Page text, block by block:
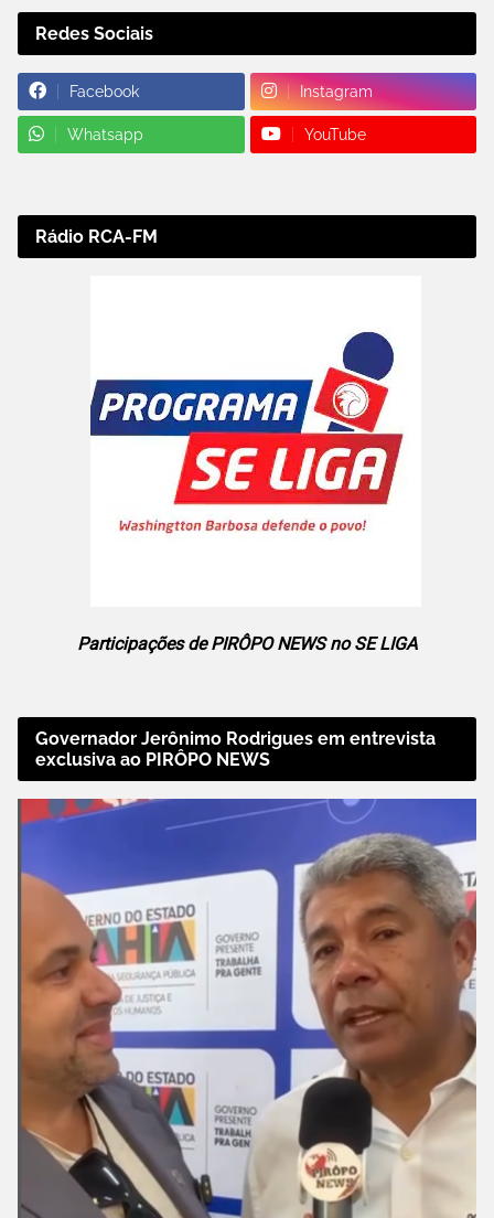
Redes Sociais
Facebook Instagram
Whatsapp YouTube
Rádio RCA-FM
Participações de PIRÔPO NEWS no SE LIGA
Governador Jerônimo Rodrigues em entrevista
exclusiva ao PIRÔPO NEWS